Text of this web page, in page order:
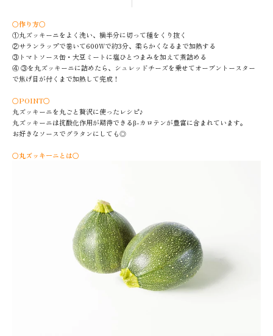
〇作り方〇
①丸ズッキーニをよく洗い、横半分に切って種をくり抜く
②サランラップで巻いて600Wで約3分、柔らかくなるまで加熱する
③トマトソース缶・大豆ミートに塩ひとつまみを加えて煮詰める
④ ③を丸ズッキーニに詰めたら、シュレッドチーズを乗せてオーブントースター
で焦げ目が付くまで加熱して完成！
〇POINT〇
丸ズッキーニを丸ごと贅沢に使ったレシピ♪
丸ズッキーニは抗酸化作用が期待できるβ-カロテンが豊富に含まれています。
お好きなソースでグラタンにしても◎
〇丸ズッキーニとは〇